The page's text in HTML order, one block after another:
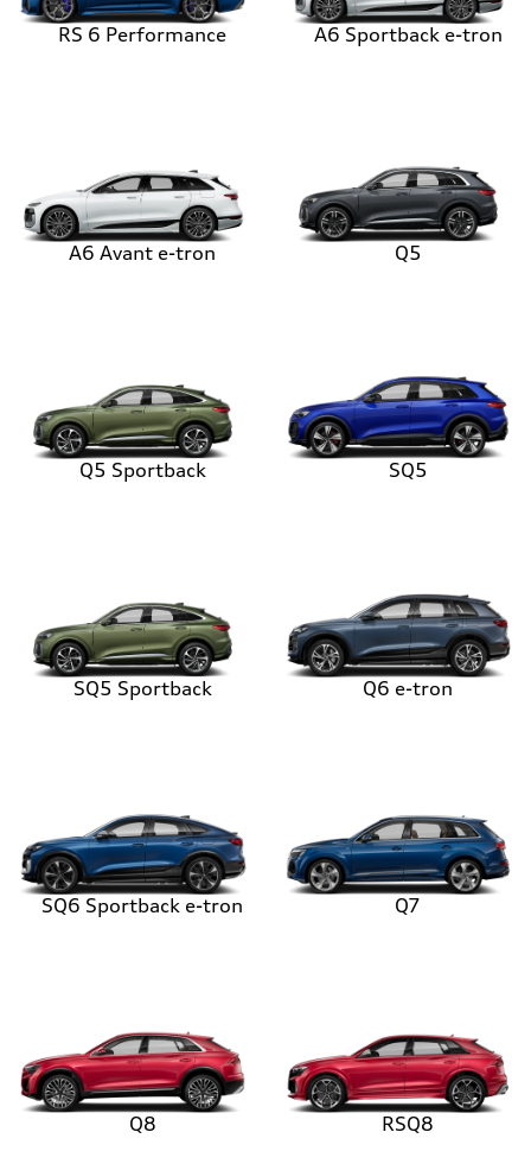
RS 6 Performance A6 Sportback e-tron
A6 Avant e-tron Q5
Q5 Sportback SQ5
SQ5 Sportback Q6 e-tron
SQ6 Sportback e-tron Q7
Q8 RSQ8